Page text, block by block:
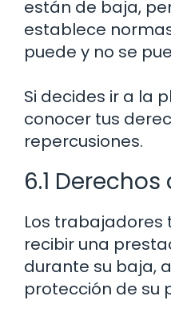
están de baja,
establece
puede y no se
Si decides ir a la
conocer tus
repercusiones.
6.1
Los trabajadores
recibir una
durante su baja,
protección de su